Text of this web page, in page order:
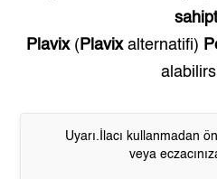
Plavix( Plavixalternatifi)
Uyarı.İlacı kullanmadan
veya